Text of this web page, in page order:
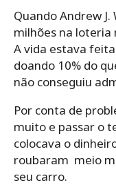
Quando Andrew
milhões na loteria
A vida estava
doando 10% do
não conseguiu
Por conta de
muito e passar o
colocava o
roubaram meio
seu carro.